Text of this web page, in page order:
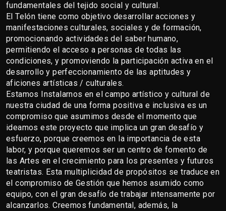
fundamentales del tejido social y cultural.
El Telón tiene como objetivo desarrollar acciones y
manifestaciones culturales, sociales y de formación,
promocionando actividades del saber humano,
permitiendo el acceso a personas de todas las
condiciones, y promoviendo la participación activa en el
desarrollo y perfeccionamiento de las aptitudes y
aficiones artísticas / culturales.
Estamos Instalarnos en el campo artístico y cultural de
nuestra ciudad de una forma positiva e inclusiva es un
compromiso que asumimos desde el momento que
ideamos este proyecto que implica un gran desafío y
esfuerzo, porque creemos en la importancia de esta
labor, y porque queremos ser un centro de fomento de
las Artes en el crecimiento para los presentes y futuros
teatristas. Esta multiplicidad de propósitos se traduce en
el compromiso de Gestión que hemos asumido como
equipo, con el gran desafío de trabajar intensamente por
alcanzarlos. Creemos fundamental, además, la